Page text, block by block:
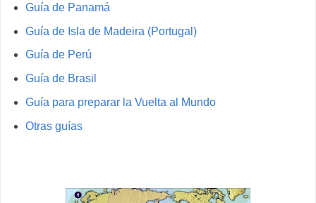
Guía de Panamá
Guía de Isla de Madeira (Portugal)
Guía de Perú
Guía de Brasil
Guía para preparar la Vuelta al Mundo
Otras guías